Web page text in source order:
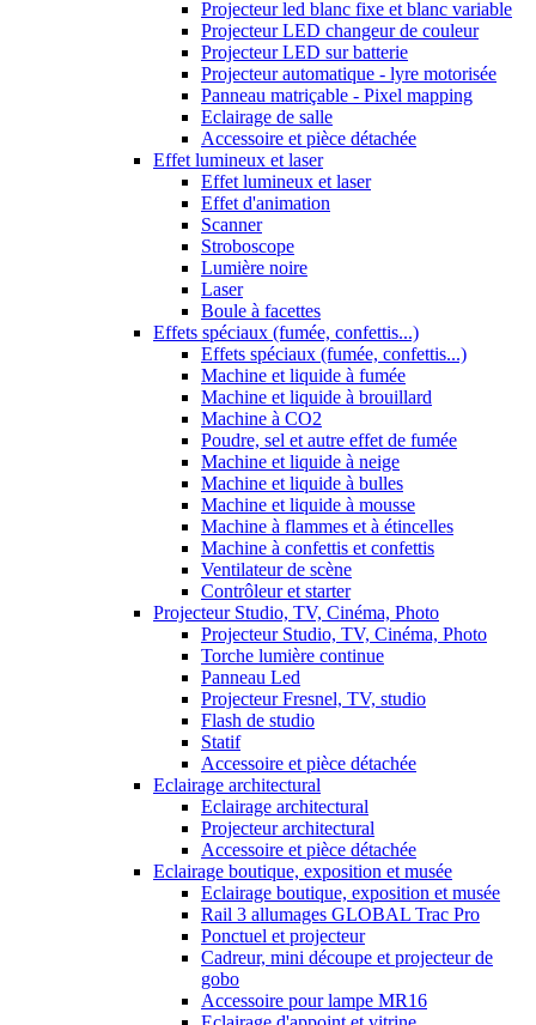
Projecteur led blanc fixe et blanc variable
Projecteur LED changeur de couleur
Projecteur LED sur batterie
Projecteur automatique - lyre motorisée
Panneau matriçable - Pixel mapping
Eclairage de salle
Accessoire et pièce détachée
Effet lumineux et laser
Effet lumineux et laser
Effet d'animation
Scanner
Stroboscope
Lumière noire
Laser
Boule à facettes
Effets spéciaux (fumée, confettis...)
Effets spéciaux (fumée, confettis...)
Machine et liquide à fumée
Machine et liquide à brouillard
Machine à CO2
Poudre, sel et autre effet de fumée
Machine et liquide à neige
Machine et liquide à bulles
Machine et liquide à mousse
Machine à flammes et à étincelles
Machine à confettis et confettis
Ventilateur de scène
Contrôleur et starter
Projecteur Studio, TV, Cinéma, Photo
Projecteur Studio, TV, Cinéma, Photo
Torche lumière continue
Panneau Led
Projecteur Fresnel, TV, studio
Flash de studio
Statif
Accessoire et pièce détachée
Eclairage architectural
Eclairage architectural
Projecteur architectural
Accessoire et pièce détachée
Eclairage boutique, exposition et musée
Eclairage boutique, exposition et musée
Rail 3 allumages GLOBAL Trac Pro
Ponctuel et projecteur
Cadreur, mini découpe et projecteur de
gobo
Accessoire pour lampe MR16